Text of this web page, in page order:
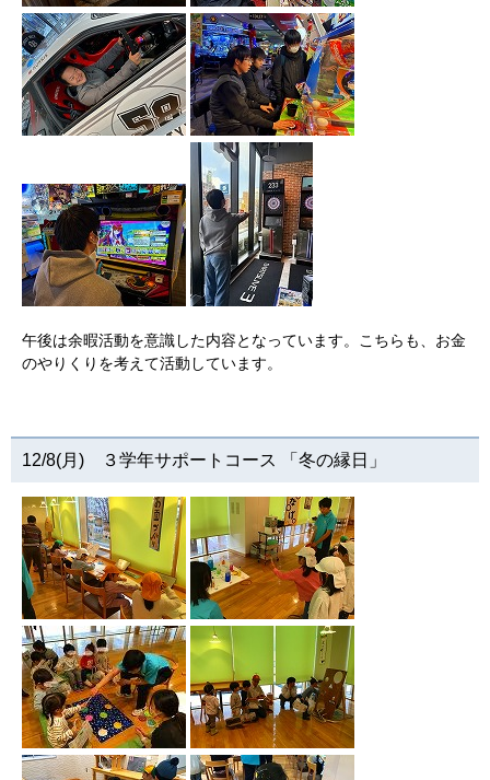
午後は余暇活動を意識した内容となっています。こちらも、お金
のやりくりを考えて活動しています。
12/8(月) ３学年サポートコース 「冬の縁日」